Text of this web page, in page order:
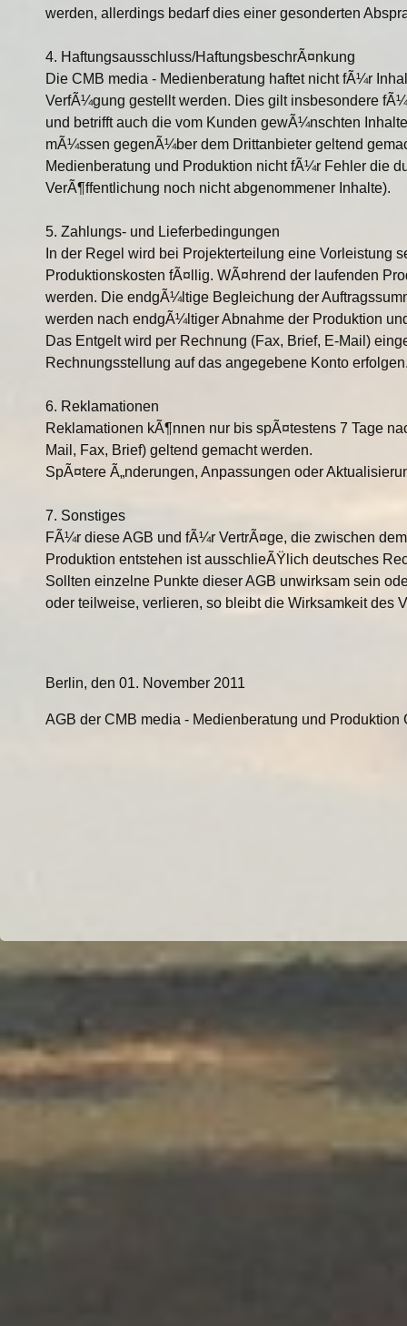
werden, allerdings bedarf dies einer gesonderten
4. Haftungsausschluss/HaftungsbeschrÃ¤nkung
Die CMB media - Medienberatung haftet nicht fÃ¼r
VerfÃ¼gung gestellt werden. Dies gilt insbesondere
und betrifft auch die vom Kunden gewÃ¼nschten
mÃ¼ssen gegenÃ¼ber dem Drittanbieter geltend
Medienberatung und Produktion nicht fÃ¼r Fehler die
VerÃ¶ffentlichung noch nicht abgenommener Inhalte).
5. Zahlungs- und Lieferbedingungen
In der Regel wird bei Projekterteilung eine Vorleistung
Produktionskosten fÃ¤llig. WÃ¤hrend der laufenden
werden. Die endgÃ¼ltige Begleichung der
werden nach endgÃ¼ltiger Abnahme der Produktion
Das Entgelt wird per Rechnung (Fax, Brief, E-Mail)
Rechnungsstellung auf das angegebene Konto
6. Reklamationen
Reklamationen kÃ¶nnen nur bis spÃ¤testens 7 Tage
Mail, Fax, Brief) geltend gemacht werden.
SpÃ¤tere Ã„nderungen, Anpassungen oder
7. Sonstiges
FÃ¼r diese AGB und fÃ¼r VertrÃ¤ge, die zwischen
Produktion entstehen ist ausschlieÃŸlich deutsches
Sollten einzelne Punkte dieser AGB unwirksam sein
oder teilweise, verlieren, so bleibt die Wirksamkeit des
Berlin, den 01. November 2011
AGB der CMB media - Medienberatung und